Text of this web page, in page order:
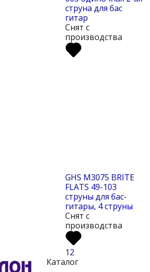
струна для бас
гитар
Снят с
производства
GHS M3075 BRITE
FLATS 49-103
струны для бас-
гитары, 4 струны
Снят с
производства
12
Каталог